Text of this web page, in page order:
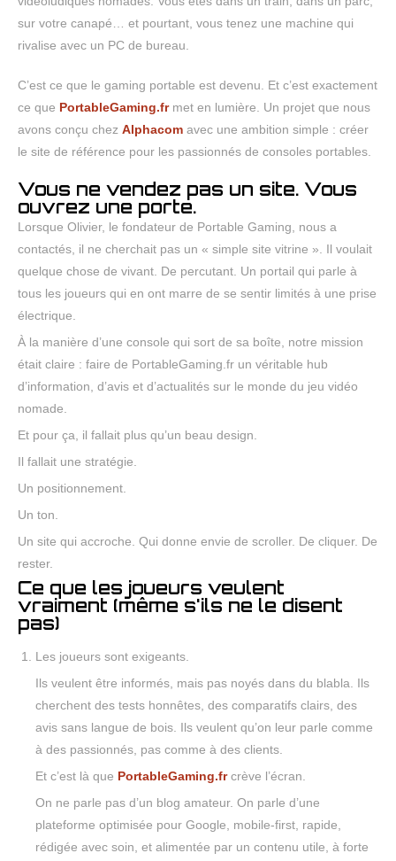
sur votre canapé… et pourtant, vous tenez une machine qui
rivalise avec un PC de bureau.
C’est ce que le gaming portable est devenu. Et c’est exactement
ce que PortableGaming.frmet en lumière. Un projet que nous
avons conçu chez Alphacom avec une ambition simple : créer
le site de référence pour les passionnés de consoles portables.
Vous ne vendez pas un site. Vous
ouvrez une porte.
Lorsque Olivier, le fondateur de Portable Gaming, nous a
contactés, il ne cherchait pas un « simple site vitrine ». Il voulait
quelque chose de vivant. De percutant. Un portail qui parle à
tous les joueurs qui en ont marre de se sentir limités à une prise
électrique.
À la manière d’une console qui sort de sa boîte, notre mission
était claire : faire de PortableGaming.fr un véritable hub
d’information, d’avis et d’actualités sur le monde du jeu vidéo
nomade.
Et pour ça, il fallait plus qu’un beau design.
Il fallait une stratégie.
Un positionnement.
Un ton.
Un site qui accroche. Qui donne envie de scroller. De cliquer. De
rester.
Ce que les joueurs veulent
vraiment (même s'ils ne le disent
pas)
Les joueurs sont exigeants.
Ils veulent être informés, mais pas noyés dans du blabla. Ils
cherchent des tests honnêtes, des comparatifs clairs, des
avis sans langue de bois. Ils veulent qu’on leur parle comme
à des passionnés, pas comme à des clients.
Et c’est là que PortableGaming.frcrève l’écran.
On ne parle pas d’un blog amateur. On parle d’une
plateforme optimisée pour Google, mobile-first, rapide,
rédigée avec soin, et alimentée par un contenu utile, à forte